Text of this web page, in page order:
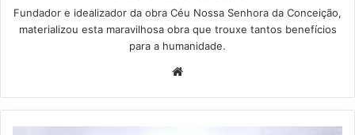
Fundador e idealizador da obra Céu Nossa Senhora da Conceição,
materializou esta maravilhosa obra que trouxe tantos benefícios
para a humanidade.
te